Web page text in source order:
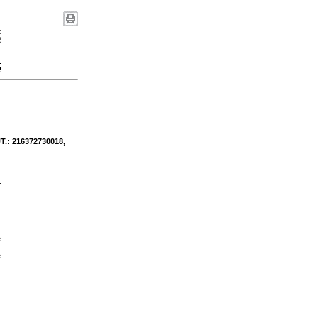
216372730018,